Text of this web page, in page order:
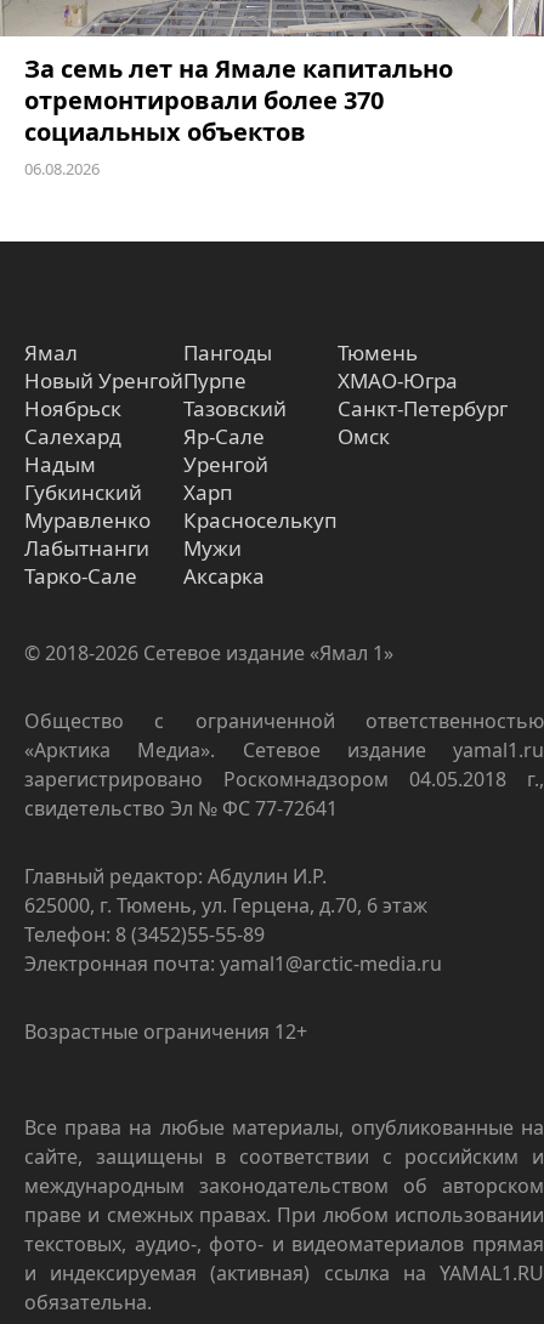
За семь лет на Ямале капитально
отремонтировали более 370
социальных объектов
06.08.2026
Ямал
Новый Уренгой
Ноябрьск
Салехард
Надым
Губкинский
Муравленко
Лабытнанги
Тарко-Сале
Пангоды
Пурпе
Тазовский
Яр-Сале
Уренгой
Харп
Красноселькуп
Мужи
Аксарка
Тюмень
ХМАО-Югра
Санкт-Петербург
Омск
© 2018-2026 Сетевое издание «Ямал 1»
Общество с ограниченной ответственностью
«Арктика Медиа». Сетевое издание yamal1.ru
зарегистрировано Роскомнадзором 04.05.2018 г.,
свидетельство Эл № ФС 77-72641
Главный редактор: Абдулин И.Р.
625000, г. Тюмень, ул. Герцена, д.70, 6 этаж
Телефон: 8 (3452)55-55-89
Электронная почта: yamal1@arctic-media.ru
Возрастные ограничения 12+
Все права на любые материалы, опубликованные на
сайте, защищены в соответствии с российским и
международным законодательством об авторском
праве и смежных правах. При любом использовании
текстовых, аудио-, фото- и видеоматериалов прямая
и индексируемая (активная) ссылка на YAMAL1.RU
обязательна.